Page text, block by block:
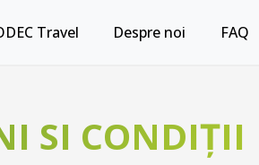
Travel Despre noi FAQ
SI CONDIȚII